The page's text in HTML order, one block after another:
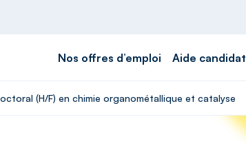
Nos offres d’emploi Aide candidat
(H/F) en chimie organométallique et catalyse